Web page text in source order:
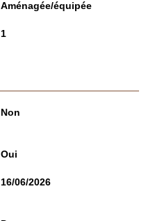
Aménagée/équipée
1
Non
Oui
16/06/2026